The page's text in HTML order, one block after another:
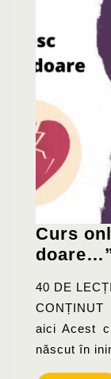
Curs
40 DE LECȚII ȘI EXERCIȚII, PESTE 4 ORE DE
aici Acest
născut în